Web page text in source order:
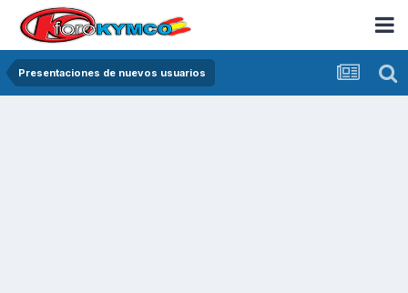
Presentaciones de nuevos usuarios